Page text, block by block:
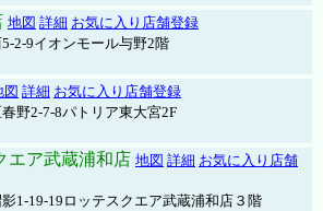
地図 詳細 お気に入り店舗登録
2-9イオンモール与野2階
図 詳細 お気に入り店舗登録
野2-7-8パトリア東大宮2F
エア武蔵浦和店 地図 詳細 お気に入り店舗
1-19-19ロッテスクエア武蔵浦和店３階